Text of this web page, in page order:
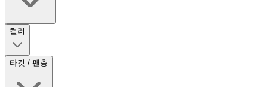
컬러
타깃 / 팬층